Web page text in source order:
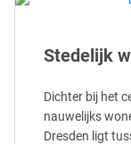
Stedelijk
Dichter bij het
nauwelijks
Dresden ligt